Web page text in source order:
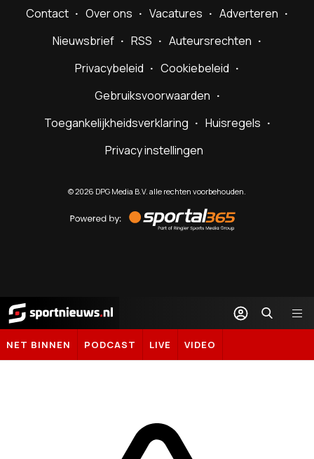
Contact Over ons Vacatures
Adverteren
Nieuwsbrief
RSS
Auteursrechten
Privacybeleid
Cookiebeleid
Gebruiksvoorwaarden
Toegankelijkheidsverklaring
Huisregels
Privacy instellingen
©2026 DPG Media B.V. alle rechten voorbehouden.
by
Sportal365
Sportnieuws.nl
NET BINNEN PODCAST LIVE VIDEO